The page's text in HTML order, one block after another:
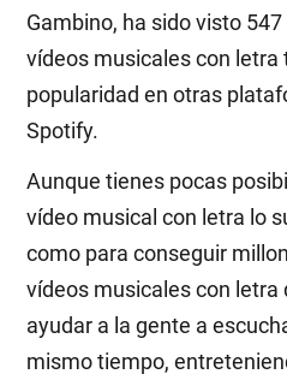
Gambino, ha sido visto
vídeos musicales con
popularidad en otras
Spotify.
Aunque tienes pocas
vídeo musical con letra lo
como para conseguir
vídeos musicales con letra
ayudar a la gente a
mismo tiempo,